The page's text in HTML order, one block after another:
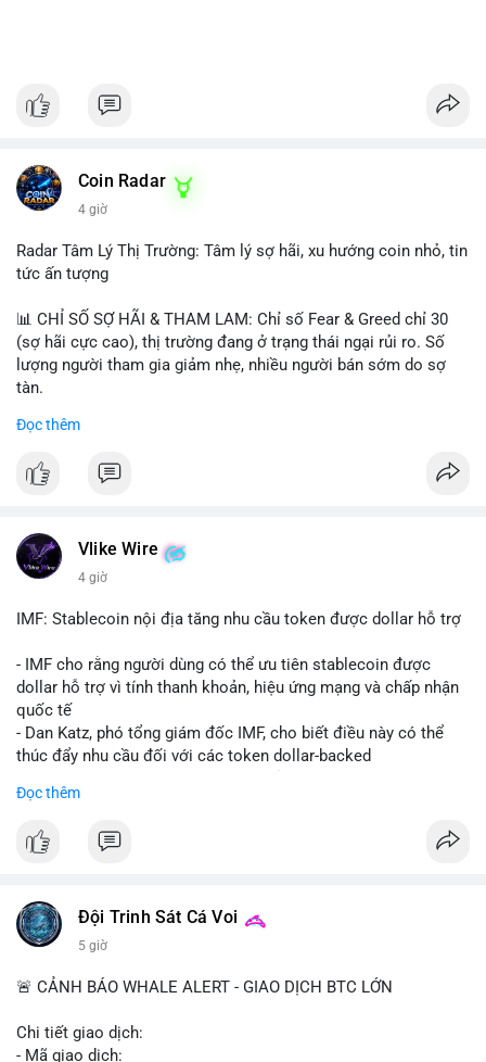
Coin Radar
4 giờ
Radar Tâm Lý Thị Trường: Tâm lý sợ hãi, xu hướng coin nhỏ, tin
tức ấn tượng
📊 CHỈ SỐ SỢ HÃI & THAM LAM: Chỉ số Fear & Greed chỉ 30
(sợ hãi cực cao), thị trường đang ở trạng thái ngại rủi ro. Số
lượng người tham gia giảm nhẹ, nhiều người bán sớm do sợ
tàn.
📈 XU HƯỚNG TÌM KIẾM & THẢO LUẬN: Biconomy (BICO),
coin được tìm kiếm nhiều nhất. Chủ đề NFT (Pudgy Penguins),
💬 DÒNG CHẢY TIN TỨC & TRUYỀN THÔNG: Bàn tán trên
Binance Square tập trung vào lệnh kẹp, dự báo NVDA và Musk
luận về Clearity Act.
💡 NHẬN ĐỊNH & KHUYẾN NGHỊ: Tâm lý ngắn hạn vẫn tiêu
cực do sợ hãi, nhưng xu hướng coin nhỏ và tin tức AI/NVIDA
có thể tạo cơ hội mua sớm. Cần theo dõi sự thay đổi trong
chính sách crypto Mỹ.
Đọc thêm
Vlike Wire
4 giờ
IMF: Stablecoin nội địa tăng nhu cầu token được dollar hỗ trợ
- IMF cho rằng người dùng có thể ưu tiên stablecoin được
dollar hỗ trợ vì tính thanh khoản, hiệu ứng mạng và chấp nhận
quốc tế
- Dan Katz, phó tổng giám đốc IMF, cho biết điều này có thể
thúc đẩy nhu cầu đối với các token dollar-backed
triển stablecoin nội địa
$btc $eth
📰 Nguồn: Cointelegraph
Đọc thêm
Đội Trinh Sát Cá Voi
5 giờ
🚨 CẢNH BÁO WHALE ALERT - GIAO DỊCH BTC LỚN
Chi tiết giao dịch:
- Mã giao dịch: